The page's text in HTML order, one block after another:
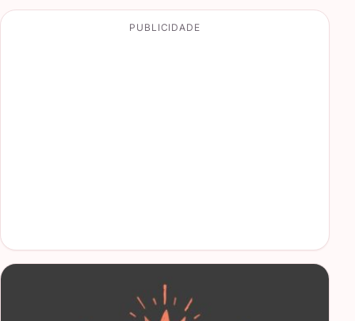
PUBLICIDADE